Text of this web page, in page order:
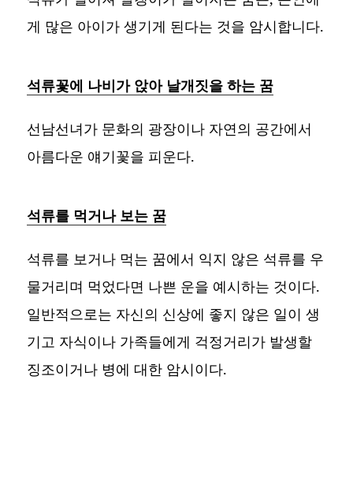
게 많은 아이가 생기게 된다는 것을 암시합니다.
석류꽃에 나비가 앉아 날개짓을 하는 꿈
선남선녀가 문화의 광장이나 자연의 공간에서
아름다운 얘기꽃을 피운다.
석류를 먹거나 보는 꿈
석류를 보거나 먹는 꿈에서 익지 않은 석류를 우
물거리며 먹었다면 나쁜 운을 예시하는 것이다.
일반적으로는 자신의 신상에 좋지 않은 일이 생
기고 자식이나 가족들에게 걱정거리가 발생할
징조이거나 병에 대한 암시이다.